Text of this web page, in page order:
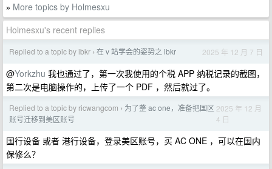
» More topics by Holmesxu
Holmesxu's recent replies
Replied to a topic by ibkr › 在 v 站学会的姿势之 ibkr 2025 年 12 月 7 日
@Yorkzhu 我也通过了，第一次我使用的个税 APP 纳税记录的截图，
第二次是电脑操作的，上传了一个 PDF ，然后就过了。
Replied to a topic by ricwangcom › 为了整 ac one，准备把国区
账号迁移到美区账号
2025 年 12 月
4 日
国行设备 或者 港行设备，登录美区账号，买 AC ONE ，可以在国内
保修么？